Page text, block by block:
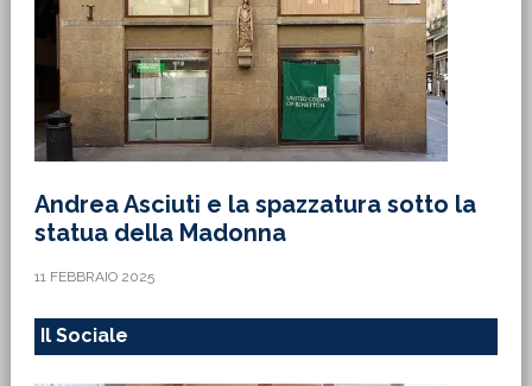
Andrea Asciuti e la spazzatura sotto la
statua della Madonna
11 FEBBRAIO 2025
Il Sociale